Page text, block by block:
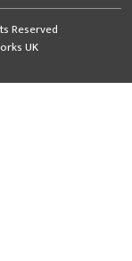
Reserved
UK